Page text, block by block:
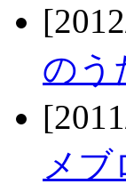
のう
メブ